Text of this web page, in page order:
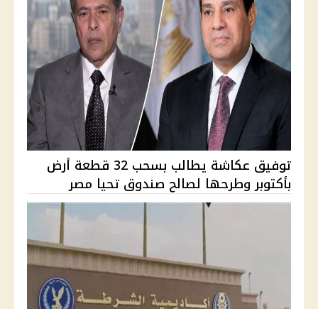
توفيق عكاشة يطالب بسحب 32 قطعة أرض
بأكتوبر وطرحها لصالح صندوق تحيا مصر